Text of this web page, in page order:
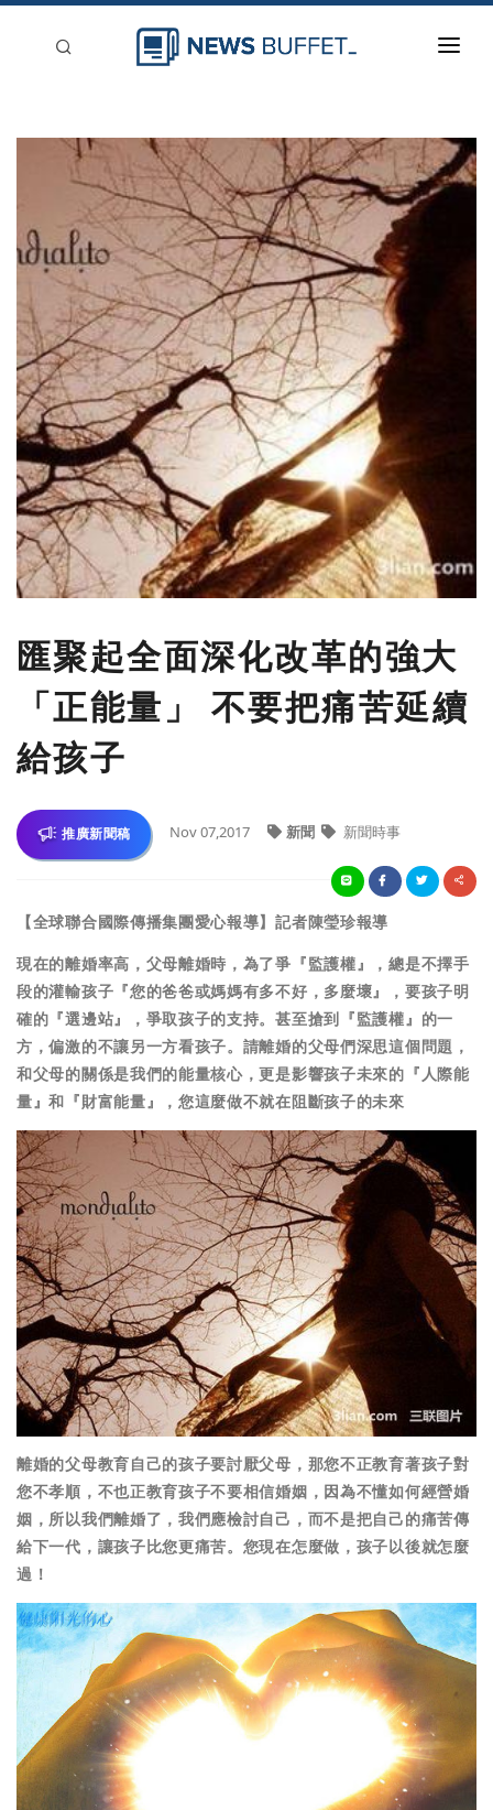
新聞稿分類
登入
刊登
匯聚起全面深化改革的強大
「正能量」 不要把痛苦延續
給孩子
推廣新聞稿 Nov 07,2017 新聞 新聞時事
【全球聯合國際傳播集團愛心報導】記者陳瑩珍報導
現在的離婚率高，父母離婚時，為了爭『監護權』，總是不擇手
段的灌輸孩子『您的爸爸或媽媽有多不好，多麼壞』，要孩子明
確的『選邊站』，爭取孩子的支持。甚至搶到『監護權』的一
方，偏激的不讓另一方看孩子。請離婚的父母們深思這個問題，
和父母的關係是我們的能量核心，更是影響孩子未來的『人際能
量』和『財富能量』，您這麼做不就在阻斷孩子的未來
離婚的父母教育自己的孩子要討厭父母，那您不正教育著孩子對
您不孝順，不也正教育孩子不要相信婚姻，因為不懂如何經營婚
姻，所以我們離婚了，我們應檢討自己，而不是把自己的痛苦傳
給下一代，讓孩子比您更痛苦。您現在怎麼做，孩子以後就怎麼
過！